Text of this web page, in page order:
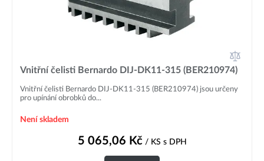
Vnitřní čelisti Bernardo DIJ-DK11-315 (BER210974)
Vnitřní čelisti Bernardo DIJ-DK11-315 (BER210974) jsou určeny
pro upínání obrobků do...
Není skladem
5 065,06 Kč/ KS s DPH